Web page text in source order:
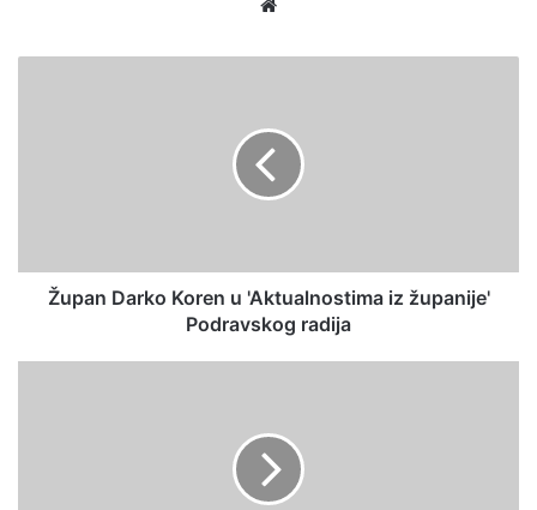
te
Župan Darko Koren u 'Aktualnostima iz županije'
Podravskog radija